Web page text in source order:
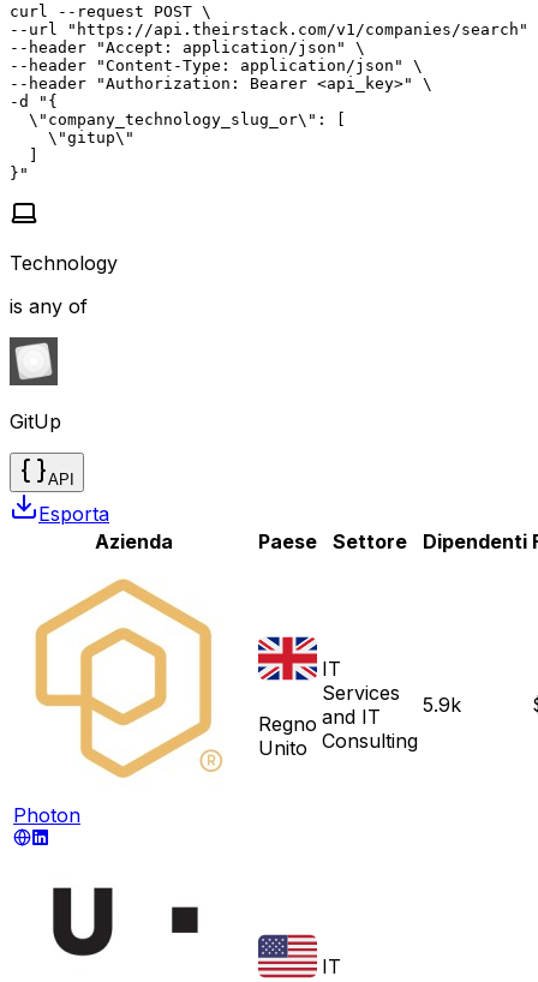
curl --request POST \
--url "https://api.theirstack.com/v1/companies/search"
--header "Accept: application/json" \
--header "Content-Type: application/json" \
--header "Authorization: Bearer <api_key>" \
-d "{
  \"company_technology_slug_or\": [
    \"gitup\"
  ]
}"
Technology
is any of
GitUp
API
Esporta
Azienda
Paese Settore Dipendenti
Photon
Regno
Unito
IT
Services
and IT
Consulting
5.9k
IT